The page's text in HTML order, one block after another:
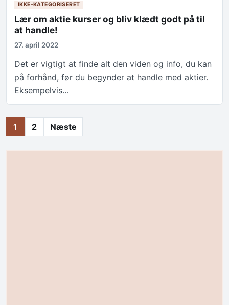
IKKE-KATEGORISERET
Lær om aktie kurser og bliv klædt godt på til
at handle!
27. april 2022
Det er vigtigt at finde alt den viden og info, du kan
på forhånd, før du begynder at handle med aktier.
Eksempelvis…
Indlægsinddeling
1 2 Næste